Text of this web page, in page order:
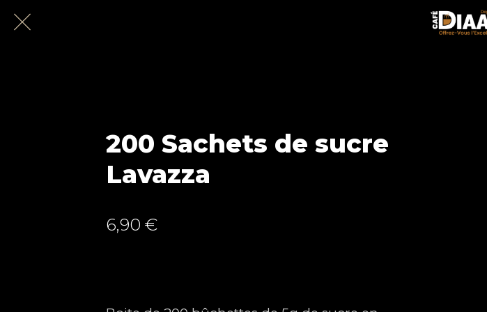
200 Sachets de sucre
Lavazza
6,90 €